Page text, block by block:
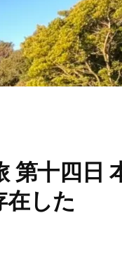
第十四日
した